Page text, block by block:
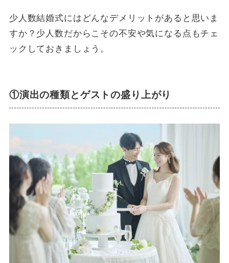
少人数結婚式にはどんなデメリットがあると思いま
すか？少人数だからこその不安や気になる点もチェ
ックしておきましょう。
①演出の種類とゲストの盛り上がり